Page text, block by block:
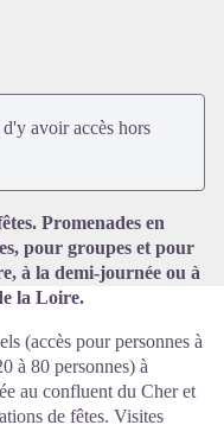
en plein écran
avoir accès hors
Promenades en
pour groupes et pour
à la demi-journée ou à
la Loire.
(accès pour personnes à
à 80 personnes) à
au confluent du Cher et
de fêtes. Visites